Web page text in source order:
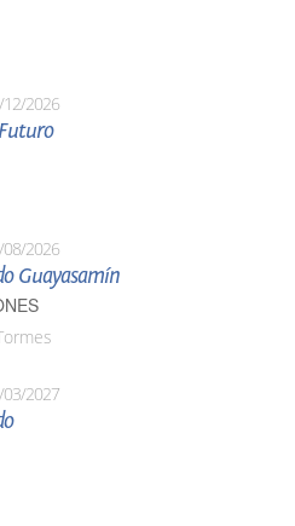
12/2026
08/2026
Guayasamín
03/2027